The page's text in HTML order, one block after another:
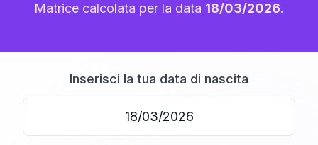
Matrice calcolata per la data 18/03/2026.
Inserisci la tua data di nascita